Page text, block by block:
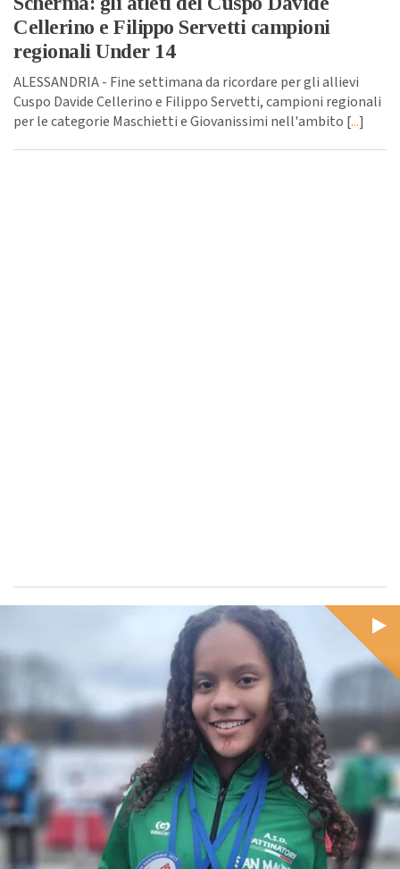
Cellerino e Filippo Servetti campioni
regionali Under 14
ALESSANDRIA - Fine settimana da ricordare per gli allievi
Cuspo Davide Cellerino e Filippo Servetti, campioni regionali
per le categorie Maschietti e Giovanissimi nell'ambito [...]